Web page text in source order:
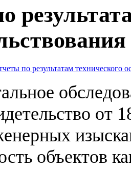
по результатам технического
от
объектов